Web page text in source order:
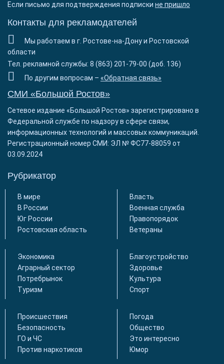
Если письмо для подтверждения подписки не пришло
Контакты для рекламодателей
Мы работаем в г. Ростове-на-Дону и Ростовской
области
Тел. рекламной службы: 8 (863) 201-79-00 (доб. 136)
По другим вопросам – «Обратная связь»
СМИ «Большой Ростов»
Сетевое издание «Большой Ростов» зарегистрировано в
Федеральной службе по надзору в сфере связи,
информационных технологий и массовых коммуникаций.
Регистрационный номер СМИ: ЭЛ № ФС77-88059 от
03.09.2024
Рубрикатор
В мире
В России
Юг России
Ростовская область
Власть
Военная служба
Правопорядок
Ветераны
Экономика
Аграрный сектор
Потребрынок
Туризм
Благоустройство
Здоровье
Культура
Спорт
Происшествия
Безопасность
ГО и ЧС
Против наркотиков
Погода
Общество
Это интересно
Юмор